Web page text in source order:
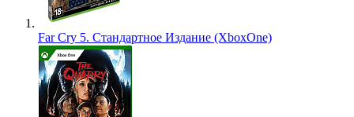
Far Cry 5. Стандартное Издание (XboxOne)